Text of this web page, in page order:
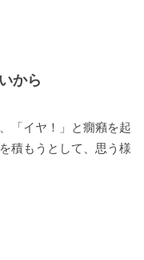
から
「イヤ！」と癇癪を起
積もうとして、思う様